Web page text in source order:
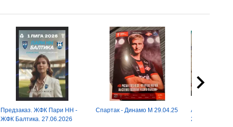
Предзаказ. ЖФК Пари НН -
ЖФК Балтика. 27.06.2026
Спартак - Динамо М 29.04.25
Акрон
25.07.2026